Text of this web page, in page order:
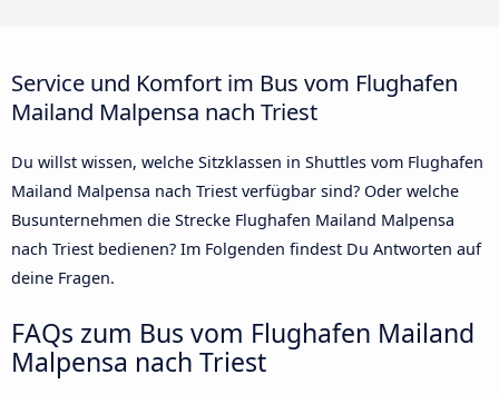
Service und Komfort im Bus vom Flughafen
Mailand Malpensa nach Triest
Du willst wissen, welche Sitzklassen in Shuttles vom Flughafen
Mailand Malpensa nach Triest verfügbar sind? Oder welche
Busunternehmen die Strecke Flughafen Mailand Malpensa
nach Triest bedienen? Im Folgenden findest Du Antworten auf
deine Fragen.
FAQs zum Bus vom Flughafen Mailand
Malpensa nach Triest